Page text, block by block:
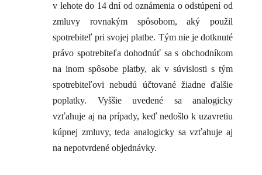
v lehote do 14 dní od oznámenia o odstúpení od
zmluvy rovnakým spôsobom, aký použil
spotrebiteľ pri svojej platbe. Tým nie je dotknuté
právo spotrebiteľa dohodnúť sa s obchodníkom
na inom spôsobe platby, ak v súvislosti s tým
spotrebiteľovi nebudú účtované žiadne ďalšie
poplatky. Vyššie uvedené sa analogicky
vzťahuje aj na prípady, keď nedošlo k uzavretiu
kúpnej zmluvy, teda analogicky sa vzťahuje aj
na nepotvrdené objednávky.